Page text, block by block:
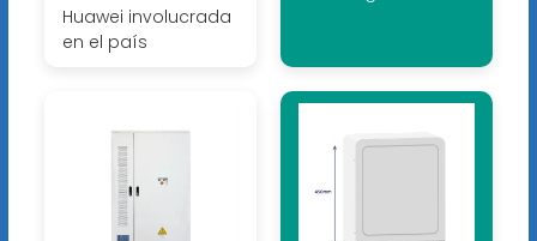
Huawei involucrada
en el país